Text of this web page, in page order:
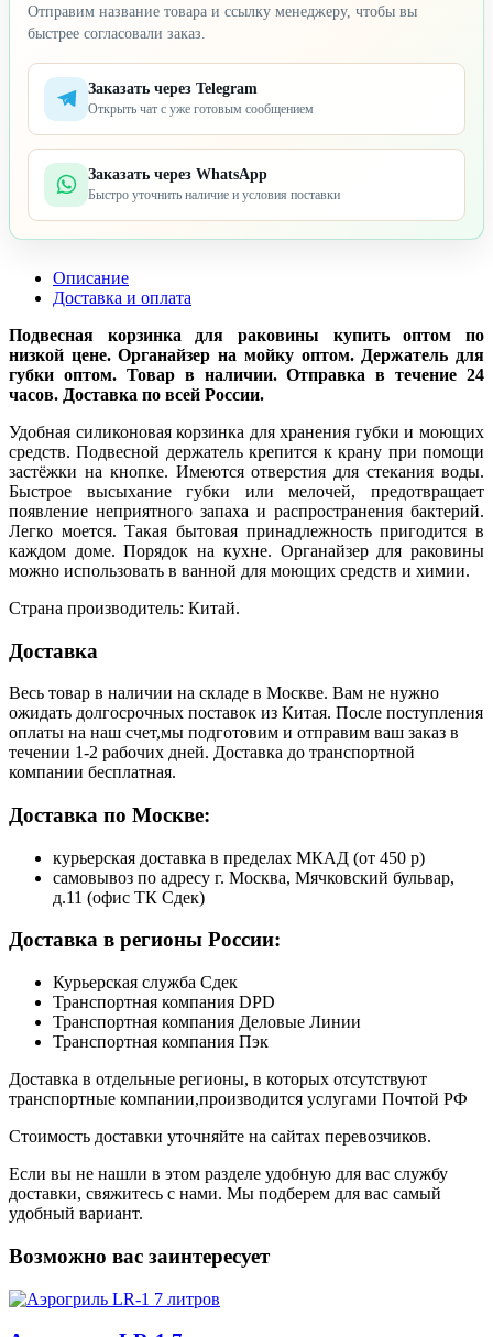
Отправим название товара и ссылку менеджеру, чтобы вы
быстрее согласовали заказ.
Заказать через Telegram
Открыть чат с уже готовым сообщением
Заказать через WhatsApp
Быстро уточнить наличие и условия поставки
Описание
Доставка и оплата
Подвесная корзинка для раковины купить оптом по
низкой цене. Органайзер на мойку оптом. Держатель для
губки оптом. Товар в наличии. Отправка в течение 24
часов. Доставка по всей России.
Удобная силиконовая корзинка для хранения губки и моющих
средств. Подвесной держатель крепится к крану при помощи
застёжки на кнопке. Имеются отверстия для стекания воды.
Быстрое высыхание губки или мелочей, предотвращает
появление неприятного запаха и распространения бактерий.
Легко моется. Такая бытовая принадлежность пригодится в
каждом доме. Порядок на кухне. Органайзер для раковины
можно использовать в ванной для моющих средств и химии.
Страна производитель: Китай.
Доставка
Весь товар в наличии на складе в Москве. Вам не нужно
ожидать долгосрочных поставок из Китая. После поступления
оплаты на наш счет,мы подготовим и отправим ваш заказ в
течении 1-2 рабочих дней. Доставка до транспортной
компании бесплатная.
Доставка по Москве:
курьерская доставка в пределах МКАД (от 450 р)
самовывоз по адресу г. Москва, Мячковский бульвар,
д.11 (офис ТК Сдек)
Доставка в регионы России:
Курьерская служба Сдек
Транспортная компания DPD
Транспортная компания Деловые Линии
Транспортная компания Пэк
Доставка в отдельные регионы, в которых отсутствуют
транспортные компании,производится услугами Почтой РФ
Стоимость доставки уточняйте на сайтах перевозчиков.
Если вы не нашли в этом разделе удобную для вас службу
доставки, свяжитесь с нами. Мы подберем для вас самый
удобный вариант.
Возможно вас заинтересует